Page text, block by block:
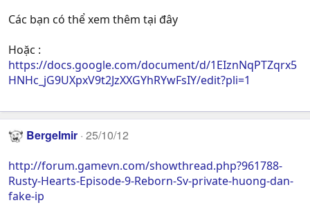
Các bạn có thể xem thêm tại đây
Hoặc :
https://docs.google.com/document/d/1EIznNqPTZqrx5
HNHc_jG9UXpxV9t2JzXXGYhRYwFsIY/edit?pli=1
Bergelmir 25/10/12
http://forum.gamevn.com/showthread.php?961788-
Rusty-Hearts-Episode-9-Reborn-Sv-private-huong-dan-
fake-ip